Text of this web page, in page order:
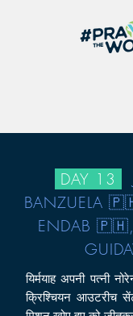
DAY 13
BANZUELA
ENDAB
यिर्मयाह अपनी पत्नी
क्रिश्चियन आउटरीच